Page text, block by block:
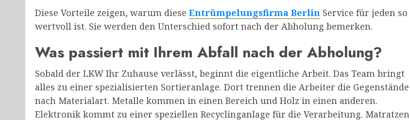
Diese Vorteile zeigen, warum diese Entrümpelungsfirma Berlin Service für jeden so
wertvoll ist. Sie werden den Unterschied sofort nach der Abholung bemerken.
Was passiert mit Ihrem Abfall nach der Abholung?
Sobald der LKW Ihr Zuhause verlässt, beginnt die eigentliche Arbeit. Das Team bringt
alles zu einer spezialisierten Sortieranlage. Dort trennen die Arbeiter die Gegenstände
nach Materialart. Metalle kommen in einen Bereich und Holz in einen anderen.
Elektronik kommt zu einer speziellen Recyclinganlage für die Verarbeitung. Matratzen